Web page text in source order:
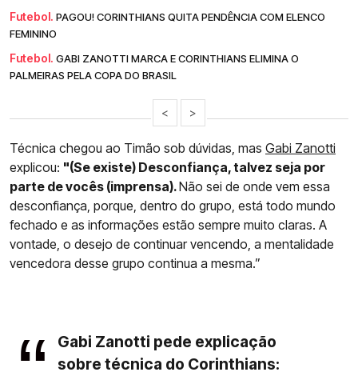
Futebol. PAGOU! CORINTHIANS QUITA PENDÊNCIA COM ELENCO
FEMININO
Futebol. GABI ZANOTTI MARCA E CORINTHIANS ELIMINA O
PALMEIRAS PELA COPA DO BRASIL
< >
Técnica chegou ao Timão sob dúvidas, mas Gabi Zanotti
explicou: "(Se existe) Desconfiança, talvez seja por
parte de vocês (imprensa).Não sei de onde vem essa
desconfiança, porque, dentro do grupo, está todo mundo
fechado e as informações estão sempre muito claras. A
vontade, o desejo de continuar vencendo, a mentalidade
vencedora desse grupo continua a mesma.”
Gabi Zanotti pede explicação
sobre técnica do Corinthians: